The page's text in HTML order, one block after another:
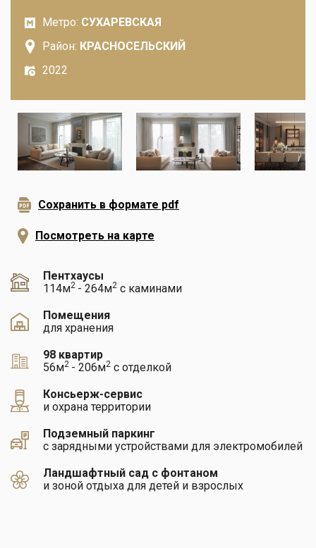
Метро: СУХАРЕВСКАЯ
Район: КРАСНОСЕЛЬСКИЙ
2022
Сохранить в формате pdf
Посмотреть на карте
Пентхаусы
114м2 - 264м2 с каминами
Помещения
для хранения
98 квартир
56м2 - 206м2 с отделкой
Консьерж-сервис
и охрана территории
Подземный паркинг
с зарядными устройствами для электромобилей
Ландшафтный сад с фонтаном
и зоной отдыха для детей и взрослых